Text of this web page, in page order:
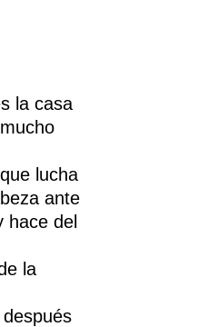
la casa
lucha
ante
hace del
la